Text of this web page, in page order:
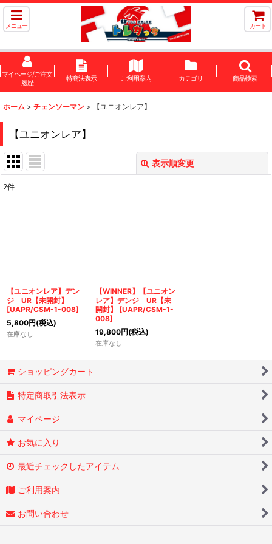
メニュー カート
マイページ/ご注文
履歴
特商法表示 ご利用案内 カテゴリ 商品検索
ホーム > チェンソーマン > 【ユニオンレア】
【ユニオンレア】
表示順変更
絞り込む
2件
【ユニオンレア】デン
ジ UR【未開封】
[UAPR/CSM-1-008]
5,800円(税込)
在庫なし
【WINNER】【ユニオン
レア】デンジ UR【未
開封】
[UAPR/CSM-1-
008]
19,800円(税込)
在庫なし
ショッピングカート
特定商取引法表示
マイページ
お気に入り
最近チェックしたアイテム
ご利用案内
お問い合わせ